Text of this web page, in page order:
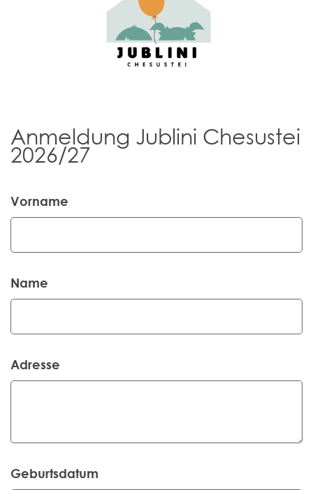
Anmeldung Jublini Chesustei
2026/27
Vorname
Name
Adresse
Geburtsdatum